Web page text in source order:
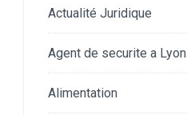
Actualité Juridique
Agent de securite a Lyon
Alimentation